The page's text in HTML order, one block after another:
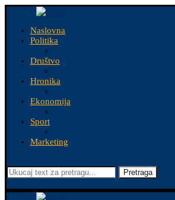
Naslovna
Politika
Društvo
Hronika
Ekonomija
Sport
Marketing
Pretraga